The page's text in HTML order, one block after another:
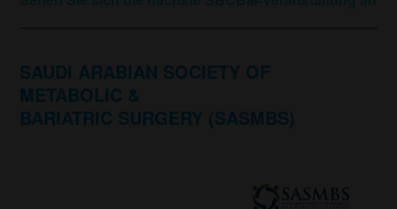
SAUDI ARABIAN SOCIETY OF
METABOLIC &
BARIATRIC SURGERY (SASMBS)